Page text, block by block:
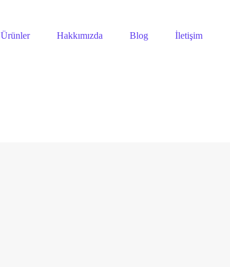
Ürünler Hakkımızda Blog İletişim